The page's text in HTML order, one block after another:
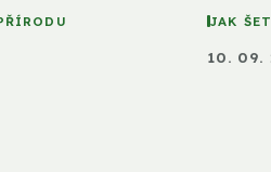
JAK
10. 09.